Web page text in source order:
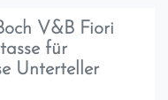
V&B Fiori
für
Unterteller